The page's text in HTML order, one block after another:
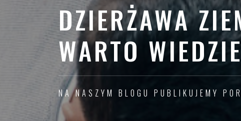
DZIERŻAWA
WARTO
NA NASZYM BLOGU PUBLIKUJEMY